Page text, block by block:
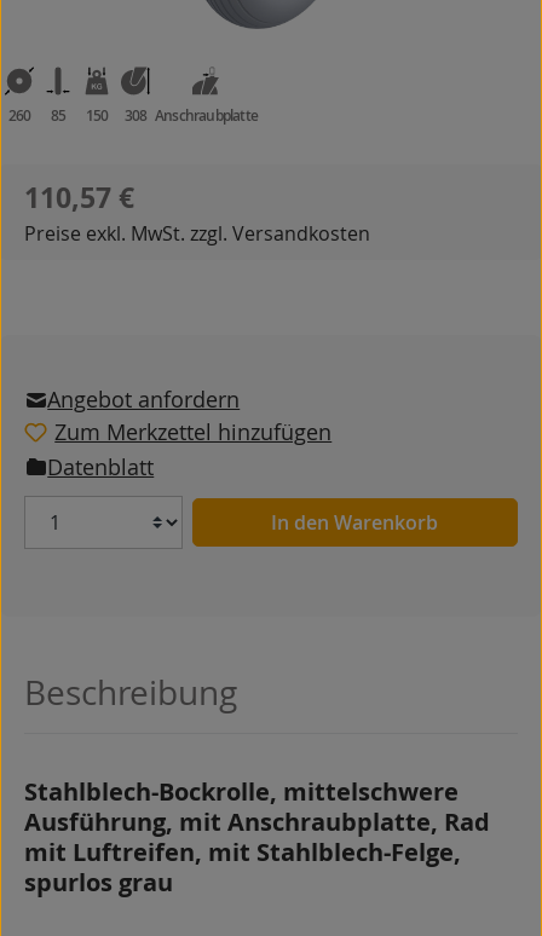
260 85 150 308 Anschraubplatte
Regulärer Preis:
110,57 €
Preise exkl. MwSt. zzgl. Versandkosten
Angebot anfordern
Zum Merkzettel hinzufügen
Datenblatt
Anzahl In den Warenkorb
Beschreibung
Stahlblech-Bockrolle, mittelschwere
Ausführung, mit Anschraubplatte, Rad
mit Luftreifen, mit Stahlblech-Felge,
spurlos grau